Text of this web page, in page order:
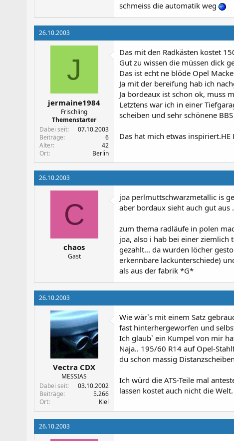
schmeiss die automatik weg
26.10.2003
J
jermaine1984
Frischling
Themenstarter
Dabei seit
07.10.2003
Beiträge
6
Alter
42
Ort
Berlin
Das mit den Radkästen kostet
Gut zu wissen die müssen dick
Das ist echt ne blöde Opel
Ja mit der bereifung hab ich
Ja bordeaux ist schon ok, muss
Letztens war ich in einer
scheiben und sehr schönene
Das hat mich etwas inspiriert.HE
26.10.2003
C
chaos
Gast
joa perlmuttschwarzmetallic is
aber bordaux sieht auch gut
zum thema radläufe in polen
joa, also i hab bei einer
gezahlt... da wurden löcher
erkennbare lackunterschiede)
als aus der fabrik *G*
26.10.2003
Vectra CDX
MESSIAS
Dabei seit
03.10.2002
Beiträge
5.266
Ort
Kiel
Wie wär`s mit einem Satz
fast hinterhergeworfen und
Ich glaub` ein Kumpel von mir
Naja.. 195/60 R14 auf Opel-
du schon massig
Ich würd die ATS-Teile mal
lassen kostet auch nicht die Welt.
26.10.2003